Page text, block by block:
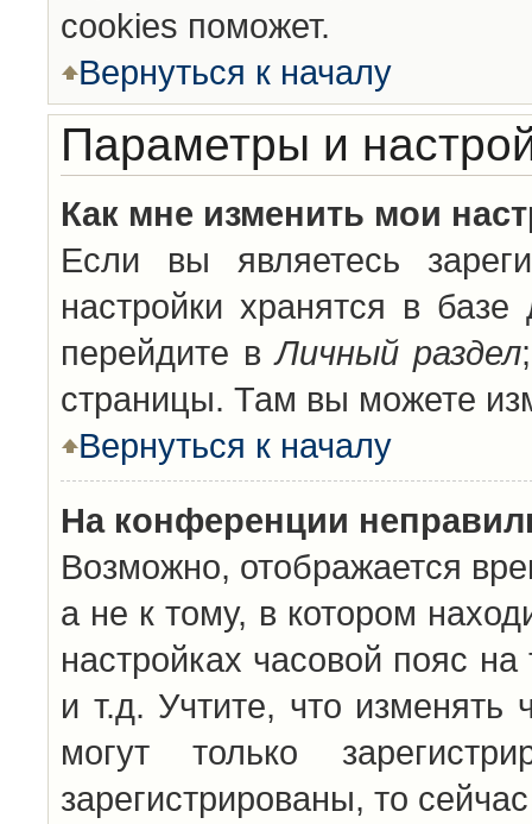
cookies поможет.
Вернуться к началу
Параметры и
Как мне изменить мои
Если вы являетесь
настройки хранятся в
перейдите вЛичный раздел
страницы. Там вы можете
Вернуться к началу
На конференции
Возможно, отображается
а не к тому, в котором
настройках часовой пояс
и т.д. Учтите, что изменять
могут только
зарегистрированы, то